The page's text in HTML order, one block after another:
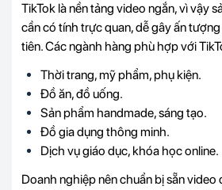
TikTok là nền tảng video ngắn, vì vậy
cần có tính trực quan, dễ gây ấn
tiên. Các ngành hàng phù hợp với
Thời trang, mỹ phẩm, phụ kiện.
Đồ ăn, đồ uống.
Sản phẩm handmade, sáng tạo.
Đồ gia dụng thông minh.
Dịch vụ giáo dục, khóa học online.
Doanh nghiệp nên chuẩn bị sẵn video